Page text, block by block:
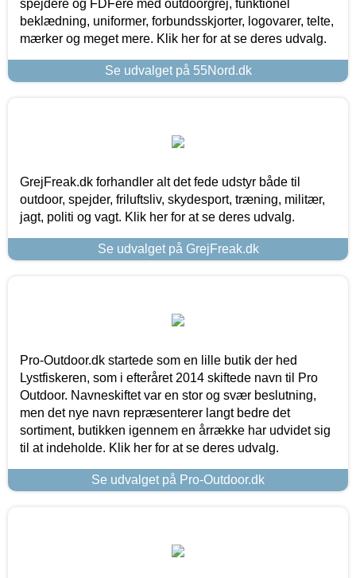
spejdere og FDFere med outdoorgrej, funktionel
beklædning, uniformer, forbundsskjorter, logovarer, telte,
mærker og meget mere. Klik her for at se deres udvalg.
Se udvalget på 55Nord.dk
GrejFreak.dk forhandler alt det fede udstyr både til
outdoor, spejder, friluftsliv, skydesport, træning, militær,
jagt, politi og vagt. Klik her for at se deres udvalg.
Se udvalget på GrejFreak.dk
Pro-Outdoor.dk startede som en lille butik der hed
Lystfiskeren, som i efteråret 2014 skiftede navn til Pro
Outdoor. Navneskiftet var en stor og svær beslutning,
men det nye navn repræsenterer langt bedre det
sortiment, butikken igennem en årrække har udvidet sig
til at indeholde. Klik her for at se deres udvalg.
Se udvalget på Pro-Outdoor.dk